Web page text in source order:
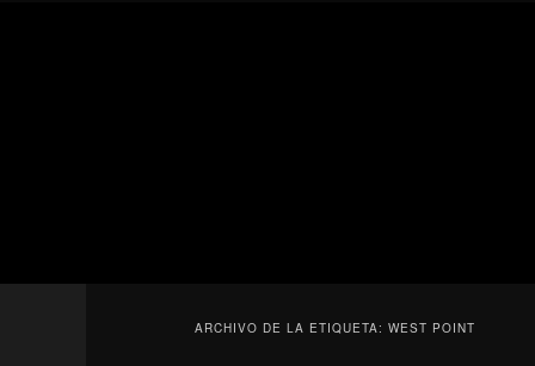
ARCHIVO DE LA ETIQUETA:WEST POINT